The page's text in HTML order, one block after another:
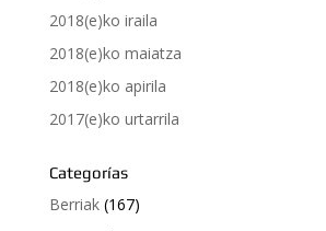
2018(e)ko iraila
2018(e)ko maiatza
2018(e)ko apirila
2017(e)ko urtarrila
Categorías
Berriak(167)